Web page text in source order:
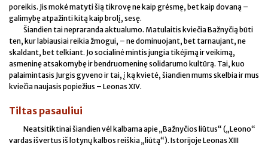
poreikis. Jis mokė matyti šią tikrovę ne kaip grėsmę, bet kaip dovaną –
galimybę atpažinti kitą kaip brolį, sesę.
Šiandien tai nepraranda aktualumo. Matulaitis kviečia Bažnyčią būti
ten, kur labiausiai reikia žmogui, – ne dominuojant, bet tarnaujant, ne
skaldant, bet telkiant. Jo socialinė mintis jungia tikėjimą ir veikimą,
asmeninę atsakomybę ir bendruomeninę solidarumo kultūrą. Tai, kuo
palaimintasis Jurgis gyveno ir tai, į ką kvietė, šiandien mums skelbia ir mus
kviečia naujasis popiežius – Leonas XIV.
Tiltas pasauliui
Neatsitiktinai šiandien vėl kalbama apie „Bažnyčios liūtus“ („Leono“
vardas išvertus iš lotynų kalbos reiškia „liūtą“). Istorijoje Leonas XIII